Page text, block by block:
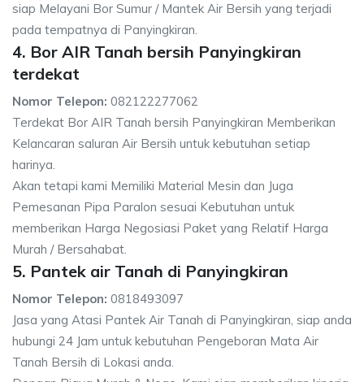
siap Melayani Bor Sumur / Mantek Air Bersih yang terjadi
pada tempatnya di Panyingkiran.
4. Bor AIR Tanah bersih Panyingkiran
terdekat
Nomor Telepon: 082122277062
Terdekat Bor AIR Tanah bersih Panyingkiran Memberikan
Kelancaran saluran Air Bersih untuk kebutuhan setiap
harinya.
Akan tetapi kami Memiliki Material Mesin dan Juga
Pemesanan Pipa Paralon sesuai Kebutuhan untuk
memberikan Harga Negosiasi Paket yang Relatif Harga
Murah / Bersahabat.
5. Pantek air Tanah di Panyingkiran
Nomor Telepon: 0818493097
Jasa yang Atasi Pantek Air Tanah di Panyingkiran, siap anda
hubungi 24 Jam untuk kebutuhan Pengeboran Mata Air
Tanah Bersih di Lokasi anda.